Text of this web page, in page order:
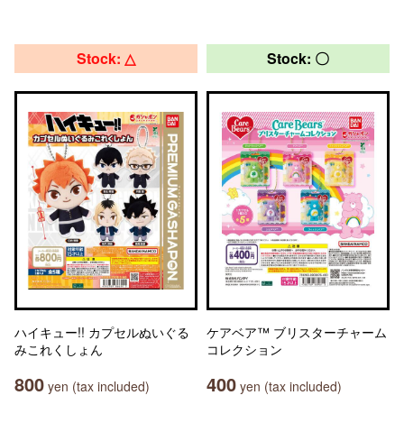
Stock: △
ハイキュー!! カプセルぬいぐる
みこれくしょん
800 yen (tax included)
Stock: 〇
ケアベア™ ブリスターチャーム
コレクション
400 yen (tax included)